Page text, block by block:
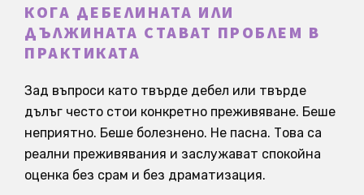
КОГА ДЕБЕЛИНАТА ИЛИ
ДЪЛЖИНАТА СТАВАТ ПРОБЛЕМ В
ПРАКТИКАТА
Зад въпроси като твърде дебел или твърде
дълъг често стои конкретно преживяване. Беше
неприятно. Беше болезнено. Не пасна. Това са
реални преживявания и заслужават спокойна
оценка без срам и без драматизация.